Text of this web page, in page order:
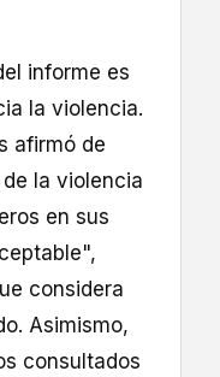
informe es
la violencia.
afirmó de
la violencia
en sus
considera
Asimismo,
consultados